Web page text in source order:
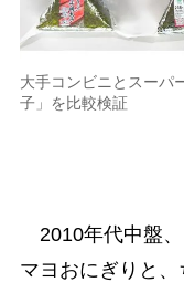
大手コンビニとスーパ
子」を比較検証
2010年代中盤、
マヨおにぎりと